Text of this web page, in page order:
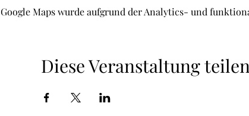
Google Maps wurde aufgrund der Analytics- und
Diese Veranstaltung